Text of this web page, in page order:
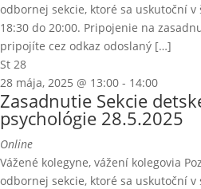
odbornej sekcie, ktoré sa uskutoční v
18:30 do 20:00. Pripojenie na
pripojíte cez odkaz odoslaný […]
St 28
28 mája, 2025 @ 13:00 - 14:00
Zasadnutie Sekcie
psychológie 28.5.2025
Online
Vážené kolegyne, vážení kolegovia
odbornej sekcie, ktoré sa uskutoční v